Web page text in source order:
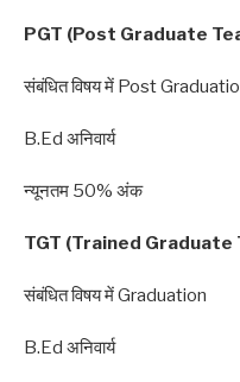
PGT (Post Graduate
संबंधित विषय में Post
B.Ed अनिवार्य
न्यूनतम 50% अंक
TGT (Trained Graduate
संबंधित विषय में Graduation
B.Ed अनिवार्य